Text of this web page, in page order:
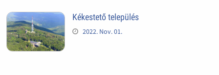
Kékestető település
2022. Nov. 01.